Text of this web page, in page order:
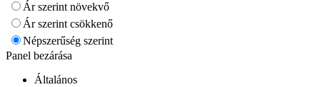
Ár szerint növekvő
Ár szerint csökkenő
Népszerűség szerint
Panel bezárása
Általános